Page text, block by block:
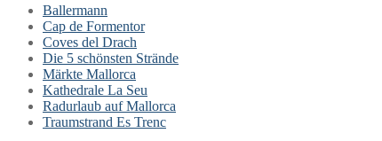
Ballermann
Cap de Formentor
Coves del Drach
Die 5 schönsten Strände
Märkte Mallorca
Kathedrale La Seu
Radurlaub auf Mallorca
Traumstrand Es Trenc